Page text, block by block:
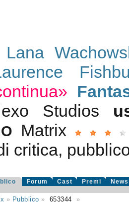
Lana
Studios
Matrix
critica,
Forum Cast Premi News
» Pubblico » 653344 »